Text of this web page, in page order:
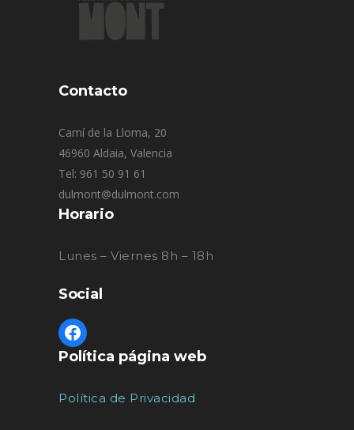
Contacto
Camí de la Lloma, 20
46960 Aldaia, Valencia
Tel: 961 50 91 61
dulmont@dulmont.com
Horario
Lunes – Viernes 8h – 18h
Social
Política página web
Política de Privacidad